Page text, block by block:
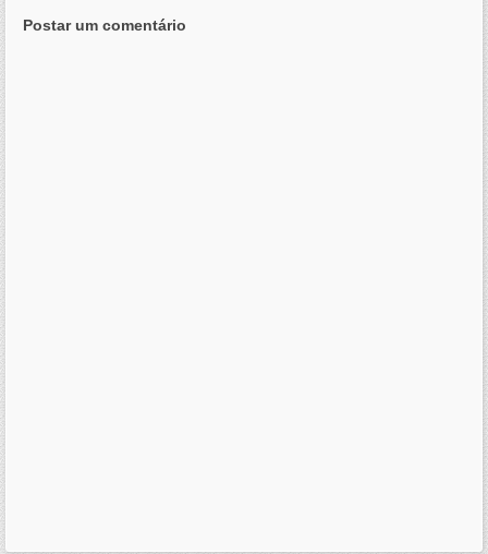
Postar um comentário